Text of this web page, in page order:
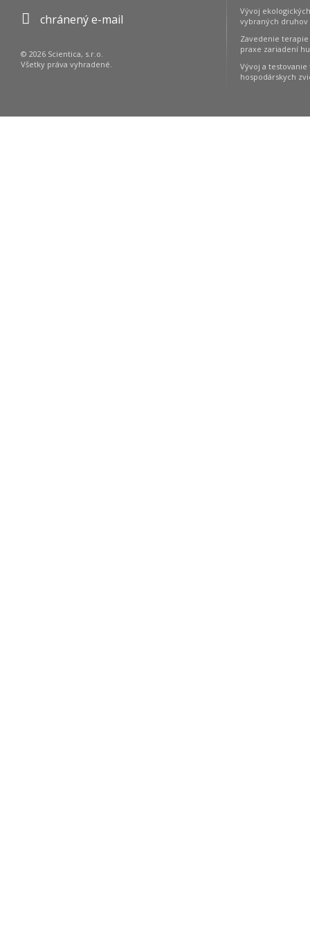
chránený e-mail
© 2026 Scientica, s.r.o.
Všetky práva vyhradené.
Vývoj
vybraných druhov
Zavedenie
praxe zariadení
Vývoj a
hospodárskych